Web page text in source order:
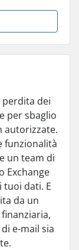
perdita dei
per sbaglio
autorizzate.
funzionalità
un team di
Exchange
tuoi dati. E
da un
e-mail sia